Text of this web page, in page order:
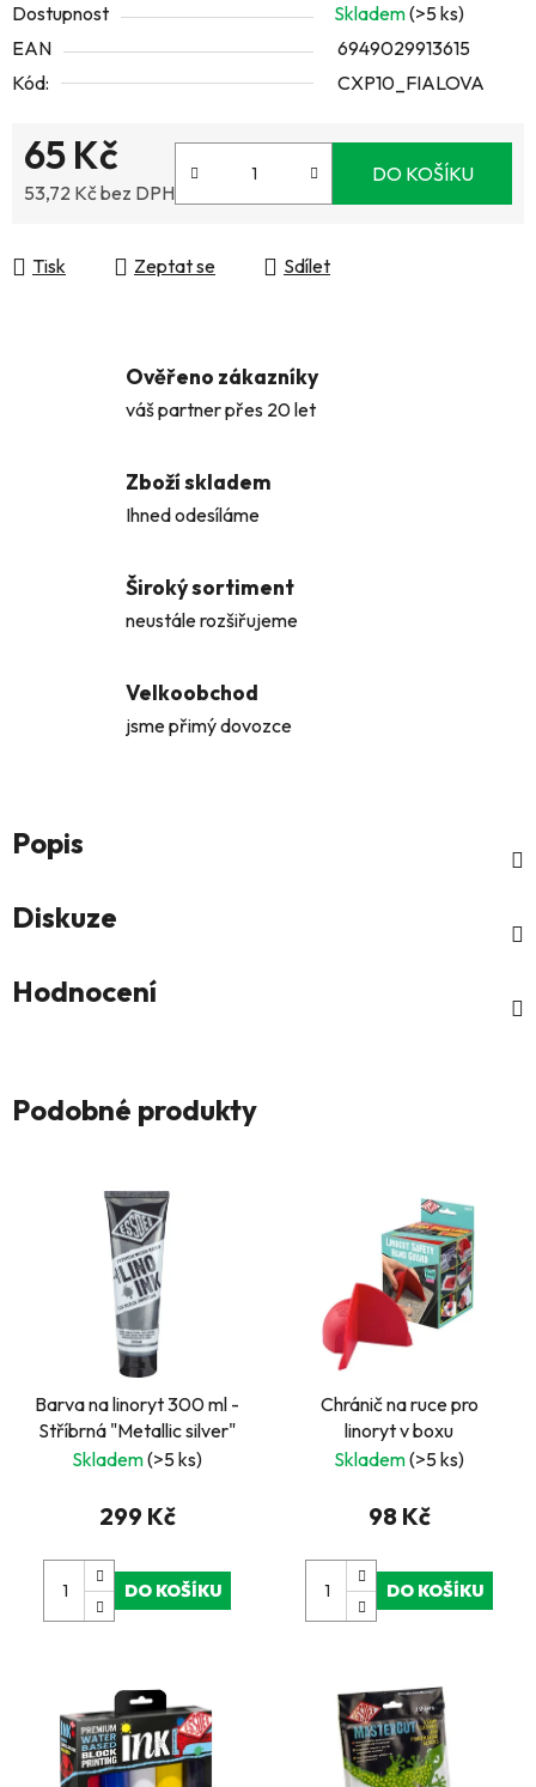
Dostupnost Skladem(>5 ks)
EAN
6949029913615
Kód:
CXP10_FIALOVA
65 Kč
53,72 Kč bez DPH
DO KOŠÍKU
Tisk Zeptat se Sdílet
Ověřeno zákazníky
váš partner přes 20 let
Zboží skladem
Ihned odesíláme
Široký sortiment
neustále rozšiřujeme
Velkoobchod
jsme přimý dovozce
Popis
Diskuze
Hodnocení
Podobné produkty
Barva na linoryt 300 ml -
Stříbrná "Metallic silver"
Skladem(>5 ks)
299 Kč
DO KOŠÍKU
Chránič na ruce pro
linoryt v boxu
Skladem(>5 ks)
98 Kč
DO KOŠÍKU